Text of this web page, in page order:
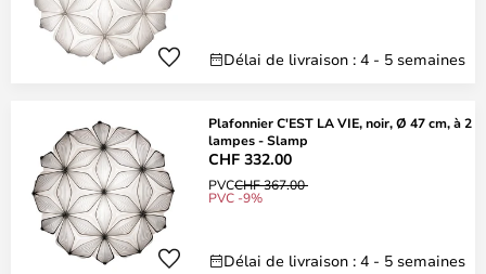
Délai de livraison : 4 - 5 semaines
Plafonnier C'EST LA VIE, noir, Ø 47 cm, à 2
lampes - Slamp
CHF 332.00
PVCCHF 367.00
PVC -9%
Délai de livraison : 4 - 5 semaines